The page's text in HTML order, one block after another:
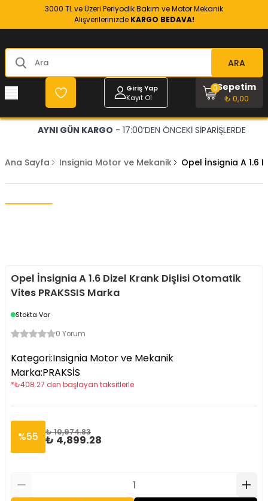
3000 TL ve Üzeri Periyodik Bakım ve Motor Mekanik
Alışverilerinizde KARGO BEDAVA!
ARA
Giriş Yap
Kayıt Ol
Sepetim
₺ 0,00
0
AYNI GÜN KARGO - 17:00’DEN ÖNCEKİ SİPARİŞLERDE
Ana Sayfa Insignia Motor ve Mekanik Opel İnsignia A 1.6
Opel İnsignia A 1.6 Dizel Krank Dişlisi Otomatik
Vites PRAKSSIS Marka
Stokta Var
0 Yorum
Kategori:Insignia Motor ve Mekanik
Marka:PRAKSİS
*₺408.27 den başlayan taksitlerle
%55 ₺ 10,974.83
₺ 4,899.28